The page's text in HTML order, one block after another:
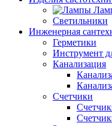
Светильники
Инженерная
Герметики
Инструмент
Канализация
Счетчики